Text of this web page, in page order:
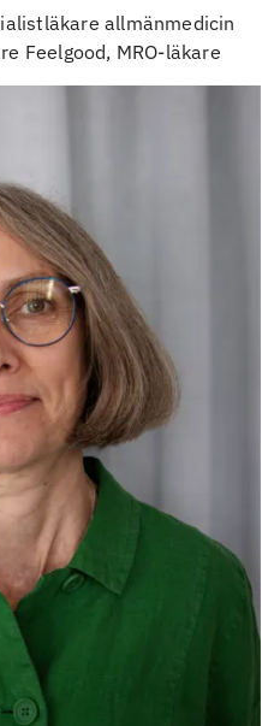
allmänmedicin
Feelgood, MRO-läkare